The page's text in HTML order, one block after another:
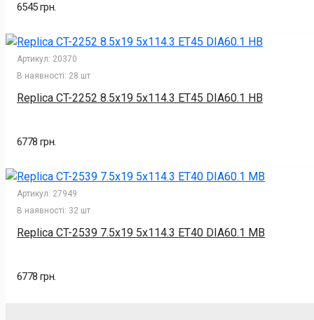
6545 грн.
Артикул: 20370
В наявності: 28 шт
Replica CT-2252 8.5x19 5x114.3 ET45 DIA60.1 HB
6778 грн.
Артикул: 27949
В наявності: 32 шт
Replica CT-2539 7.5x19 5x114.3 ET40 DIA60.1 MB
6778 грн.